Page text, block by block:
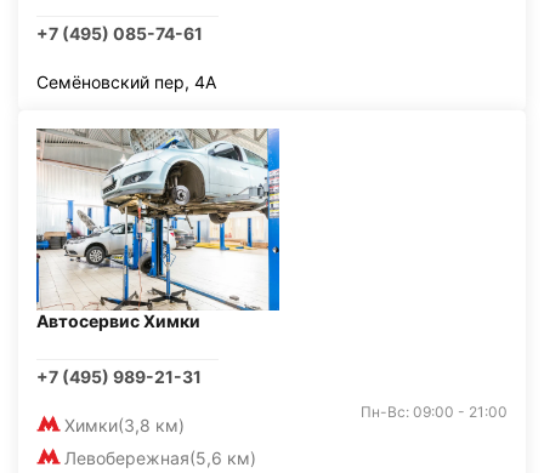
+7 (495) 085-74-61
Семёновский пер, 4А
Автосервис Химки
+7 (495) 989-21-31
Химки(3,8 км)
Левобережная(5,6 км)
Пн-Вс: 09:00 - 21:00